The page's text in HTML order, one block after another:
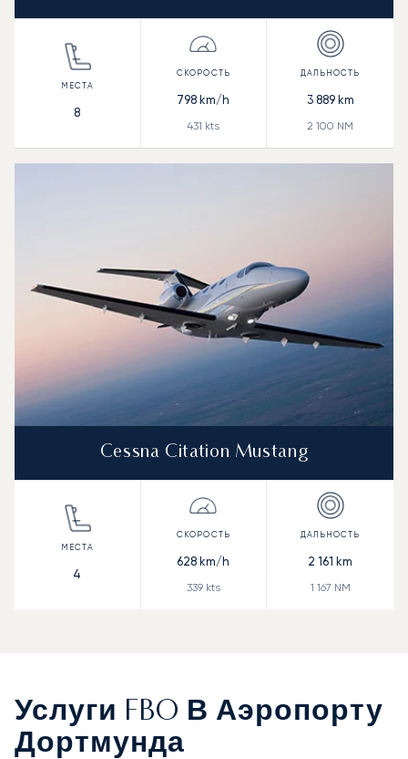
8
798 km/h
431 kts
3 889km
2 100 NM
Cessna Citation Mustang
4
628 km/h
339kts
2 161 km
1 167 NM
Услуги FBO В Аэропорту
Дортмунда